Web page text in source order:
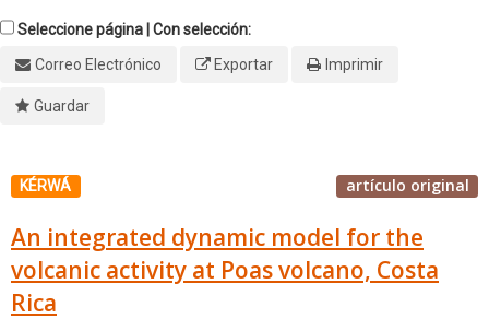
Seleccione página | Con selección:
Correo Electrónico
Exportar Imprimir
Guardar
KÉRWÁ artículo original
An integrated dynamic model for the
volcanic activity at Poas volcano, Costa
Rica